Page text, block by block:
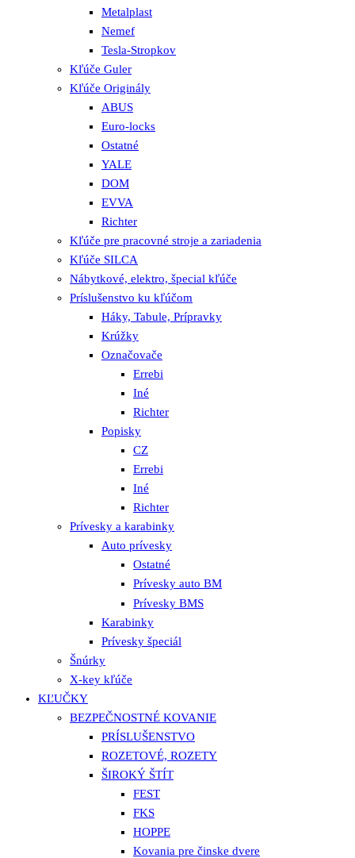
Metalplast
Nemef
Tesla-Stropkov
Kľúče Guler
Kľúče Originály
ABUS
Euro-locks
Ostatné
YALE
DOM
EVVA
Richter
Kľúče pre pracovné stroje a zariadenia
Kľúče SILCA
Nábytkové, elektro, špecial kľúče
Príslušenstvo ku kľúčom
Háky, Tabule, Prípravky
Krúžky
Označovače
Errebi
Iné
Richter
Popisky
CZ
Errebi
Iné
Richter
Prívesky a karabinky
Auto prívesky
Ostatné
Prívesky auto BM
Prívesky BMS
Karabinky
Prívesky špeciál
Šnúrky
X-key kľúče
KĽUČKY
BEZPEČNOSTNÉ KOVANIE
PRÍSLUŠENSTVO
ROZETOVÉ, ROZETY
ŠIROKÝ ŠTÍT
FEST
FKS
HOPPE
Kovania pre činske dvere